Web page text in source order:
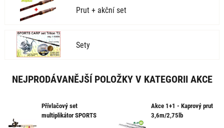
Prut + akční set
Sety
NEJPRODÁVANĚJŠÍ POLOŽKY V KATEGORII AKCE
Přívlačový set
multiplikátor SPORTS
Akce 1+1 - Kaprový prut
3,6m/2,75lb